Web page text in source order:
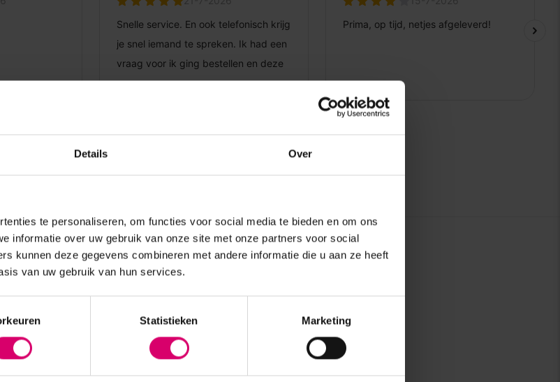
Details Over
te personaliseren, om functies voor social media te bieden en om ons
informatie over uw gebruik van onze site met onze partners voor social
kunnen deze gegevens combineren met andere informatie die u aan ze heeft
van uw gebruik van hun services.
Statistieken Marketing